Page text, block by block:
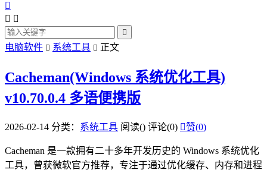

 

电脑软件  系统工具  正文
Cacheman(Windows 系统优化工具)
v10.70.0.4 多语便携版
2026-02-14 分类： 系统工具 阅读() 评论(0) 赞(0)
Cacheman 是一款拥有二十多年开发历史的 Windows 系统优化
工具，曾获微软官方推荐，专注于通过优化缓存、内存和进程